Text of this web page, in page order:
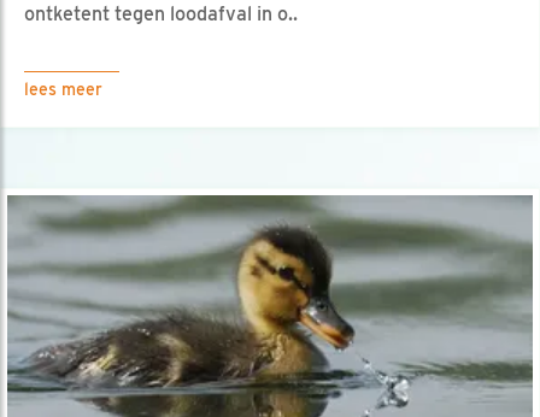
ontketent tegen loodafval in o..
lees meer